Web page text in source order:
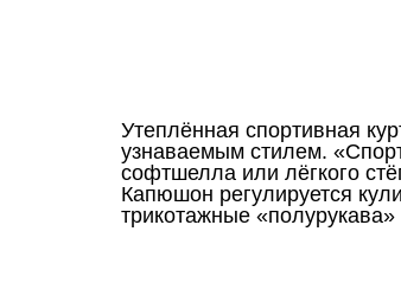
Утеплённая спортивная
узнаваемым стилем.
софтшелла или лёгкого
Капюшон регулируется
трикотажные